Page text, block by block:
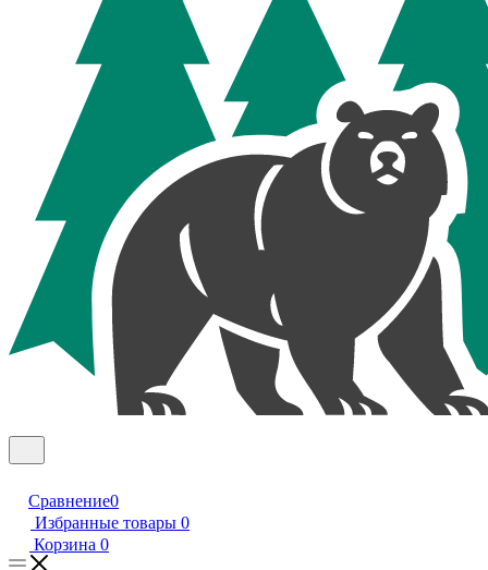
Сравнение0
Избранные товары 0
Корзина 0